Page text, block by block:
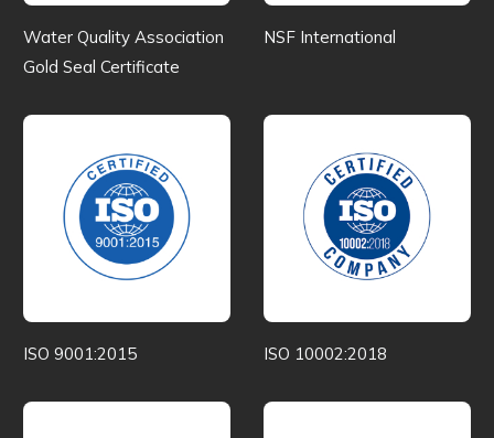
Water Quality Association
Gold Seal Certificate
NSF International
ISO 9001:2015 ISO 10002:2018